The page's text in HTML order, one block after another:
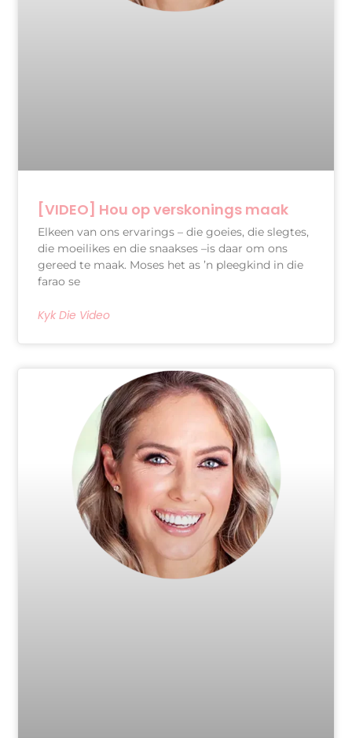
[VIDEO] Hou op verskonings maak
Elkeen van ons ervarings – die goeies, die slegtes,
die moeilikes en die snaakses –is daar om ons
gereed te maak. Moses het as ’n pleegkind in die
farao se
Kyk Die Video